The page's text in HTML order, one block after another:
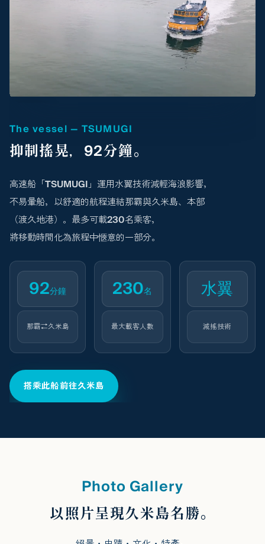
The vessel — TSUMUGI
抑制搖晃，92分鐘。
高速船「TSUMUGI」運用水翼技術減輕海浪影響，
不易暈船，以舒適的航程連結那霸與久米島、本部
（渡久地港）。最多可載230名乘客，
將移動時間化為旅程中愜意的一部分。
92分鐘
那霸⇄久米島
230名
最大載客人數
水翼
減搖技術
搭乘此船前往久米島
Photo Gallery
以照片呈現久米島名勝。